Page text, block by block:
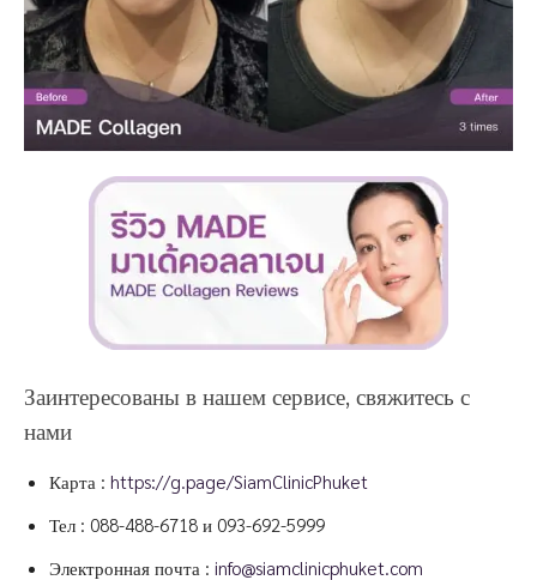
Заинтересованы в нашем сервисе, свяжитесь с
нами
Карта : https://g.page/SiamClinicPhuket
Тел : 088-488-6718 и 093-692-5999
Электронная почта : info@siamclinicphuket.com